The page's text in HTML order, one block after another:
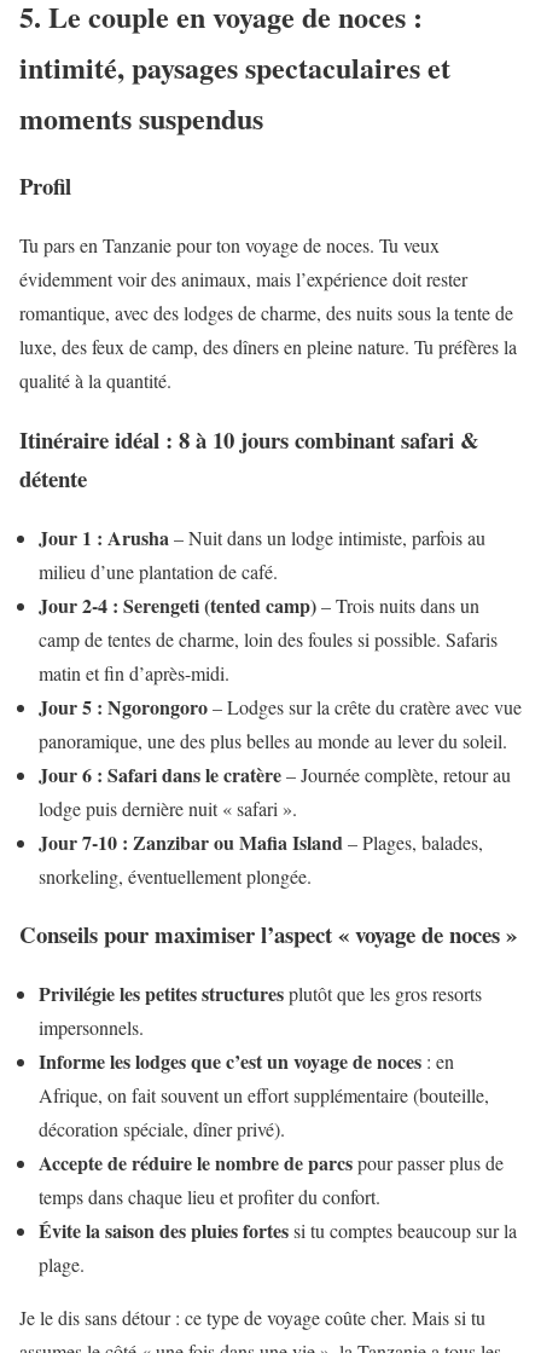
5. Le couple en voyage de noces :
intimité, paysages spectaculaires et
moments suspendus
Profil
Tu pars en Tanzanie pour ton voyage de noces. Tu veux
évidemment voir des animaux, mais l’expérience doit rester
romantique, avec des lodges de charme, des nuits sous la tente de
luxe, des feux de camp, des dîners en pleine nature. Tu préfères la
qualité à la quantité.
Itinéraire idéal : 8 à 10 jours combinant safari &
détente
Jour 1 : Arusha – Nuit dans un lodge intimiste, parfois au
milieu d’une plantation de café.
Jour 2-4 : Serengeti (tented camp)– Trois nuits dans un
camp de tentes de charme, loin des foules si possible. Safaris
matin et fin d’après-midi.
Jour 5 : Ngorongoro– Lodges sur la crête du cratère avec vue
panoramique, une des plus belles au monde au lever du soleil.
Jour 6 : Safari dans le cratère– Journée complète, retour au
lodge puis dernière nuit « safari ».
Jour 7-10 : Zanzibar ou Mafia Island – Plages, balades,
snorkeling, éventuellement plongée.
Conseils pour maximiser l’aspect « voyage de noces »
Privilégie les petites structuresplutôt que les gros resorts
impersonnels.
Informe les lodges que c’est un voyage de noces : en
Afrique, on fait souvent un effort supplémentaire (bouteille,
décoration spéciale, dîner privé).
Accepte de réduire le nombre de parcspour passer plus de
temps dans chaque lieu et profiter du confort.
Évite la saison des pluies fortessi tu comptes beaucoup sur la
plage.
Je le dis sans détour : ce type de voyage coûte cher. Mais si tu